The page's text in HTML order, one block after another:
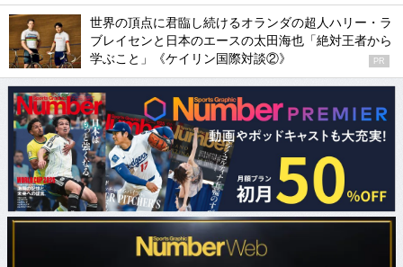
世界の頂点に君臨し続けるオランダの超人ハリー・ラ
ブレイセンと日本のエースの太田海也「絶対王者から
学ぶこと」《ケイリン国際対談②》
PR